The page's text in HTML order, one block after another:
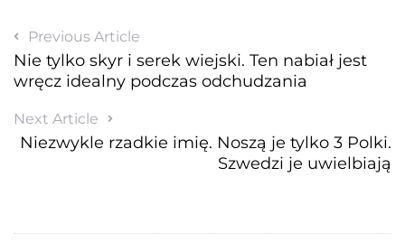
Previous Article
Nie tylko skyr i serek wiejski. Ten nabiał jest
wręcz idealny podczas odchudzania
Next Article
Niezwykle rzadkie imię. Noszą je tylko 3 Polki.
Szwedzi je uwielbiają